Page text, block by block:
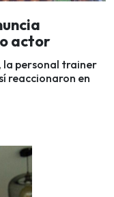
actor
la personal trainer
reaccionaron en